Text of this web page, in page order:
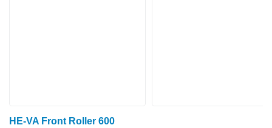
HE-VA Front Roller 600